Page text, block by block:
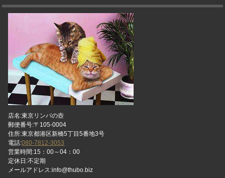
店名:東京リンパの壺
郵便番号:〒105-0004
住所:東京都港区新橋5丁目5番地3号
電話:080-7812-3053
営業時間:15：00～04：00
定休日:不定期
メールアドレス:info@thubo.biz